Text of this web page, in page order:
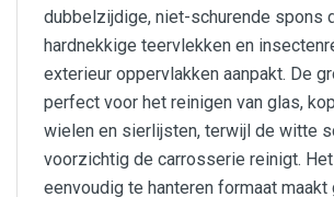
dubbelzijdige, niet-schurende spons
hardnekkige teervlekken en
exterieur oppervlakken aanpakt. De
perfect voor het reinigen van glas,
wielen en sierlijsten, terwijl de witte
voorzichtig de carrosserie reinigt.
eenvoudig te hanteren formaat maakt